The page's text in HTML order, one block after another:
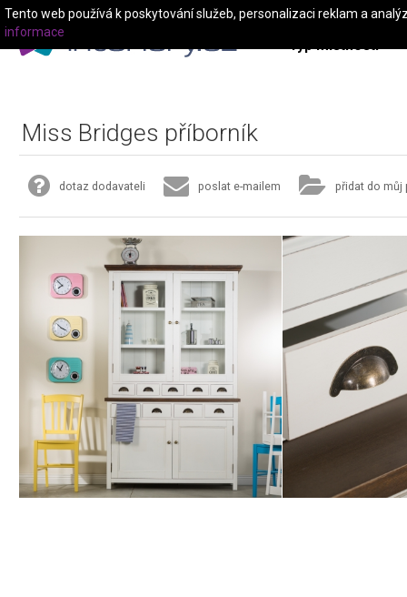
Typ místnosti
Miss Bridges příborník
dotaz dodavateli poslat e-mailem přidat do můj
Tento web používá k poskytování služeb, personalizaci reklam a
informace